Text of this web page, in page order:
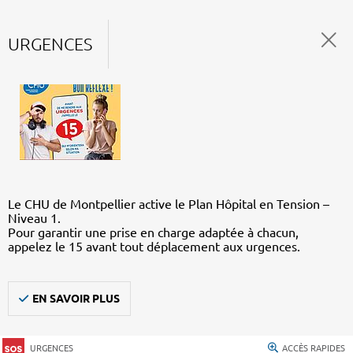
URGENCES
Le CHU de Montpellier active le Plan Hôpital en Tension –
Niveau 1.
Pour garantir une prise en charge adaptée à chacun,
appelez le 15 avant tout déplacement aux urgences.
EN SAVOIR PLUS
URGENCES ACCÈS RAPIDES